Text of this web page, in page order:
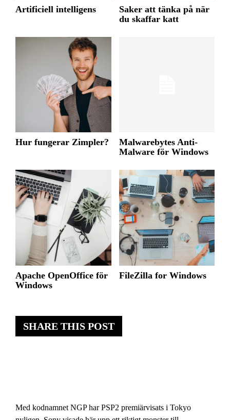
SHARE THIS POST
Med kodnamnet NGP har PSP2 premiärvisats i Tokyo
Artificiell intelligens
Saker att tänka på när
du skaffar katt
Hur fungerar Zimpler?
Malwarebytes Anti-
Malware för Windows
Apache OpenOffice för
Windows
FileZilla for Windows